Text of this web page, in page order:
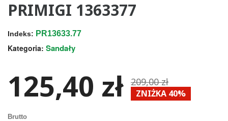
PRIMIGI 1363377
Indeks: PR13633.77
Kategoria: Sandały
125,40 zł 209,00 zł
ZNIŻKA 40%
Brutto